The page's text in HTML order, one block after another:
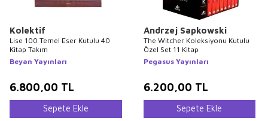
Kolektif
Lise 100 Temel Eser Kutulu 40
Kitap Takım
Beyan Yayınları
6.800,00 TL
Sepete Ekle
Andrzej Sapkowski
The Witcher Koleksiyonu Kutulu
Özel Set 11 Kitap
Pegasus Yayınları
6.200,00 TL
Sepete Ekle